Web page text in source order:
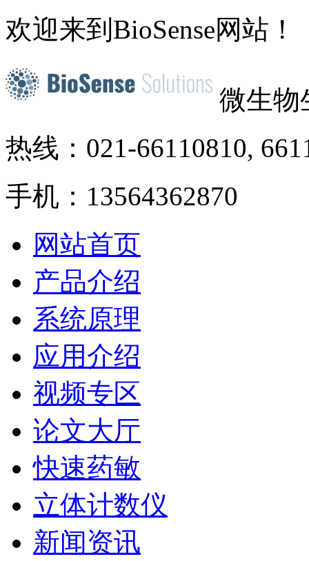
欢迎来到BioSense网站！
微生物
热线：021-66110810,
手机：13564362870
网站首页
产品介绍
系统原理
应用介绍
视频专区
论文大厅
快速药敏
立体计数仪
新闻资讯